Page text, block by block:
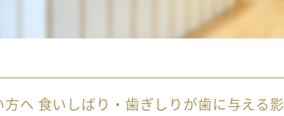
へ 食いしばり・歯ぎしりが歯に与える影